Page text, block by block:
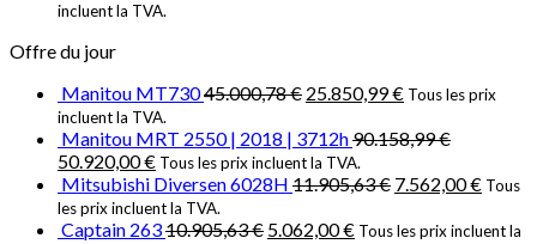
incluent la TVA.
Offre du jour
Manitou MT73045.000,78€ 25.850,99€ Tous les prix
incluent la TVA.
Manitou MRT 2550 | 2018 | 3712h90.158,99€
50.920,00€ Tous les prix incluent la TVA.
Mitsubishi Diversen 6028H 11.905,63€ 7.562,00€ Tous
les prix incluent la TVA.
Captain 26310.905,63€ 5.062,00€ Tous les prix incluent la